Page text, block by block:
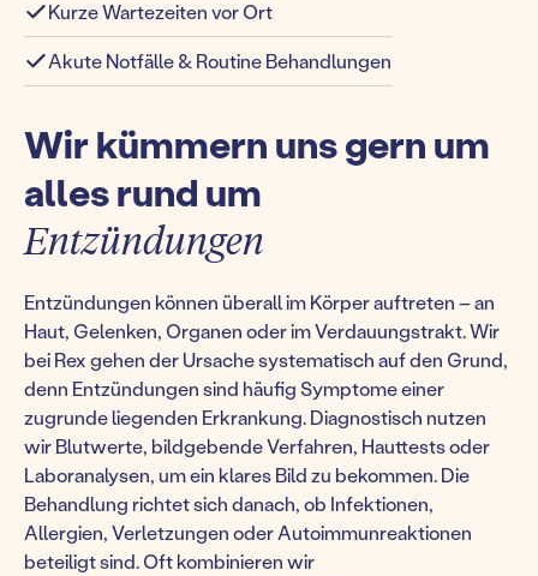
Kurze Wartezeiten vor Ort
Akute Notfälle & Routine Behandlungen
Wir kümmern uns gern um
alles rund um
Entzündungen
Entzündungen können überall im Körper auftreten – an
Haut, Gelenken, Organen oder im Verdauungstrakt. Wir
bei Rex gehen der Ursache systematisch auf den Grund,
denn Entzündungen sind häufig Symptome einer
zugrunde liegenden Erkrankung. Diagnostisch nutzen
wir Blutwerte, bildgebende Verfahren, Hauttests oder
Laboranalysen, um ein klares Bild zu bekommen. Die
Behandlung richtet sich danach, ob Infektionen,
Allergien, Verletzungen oder Autoimmunreaktionen
beteiligt sind. Oft kombinieren wir